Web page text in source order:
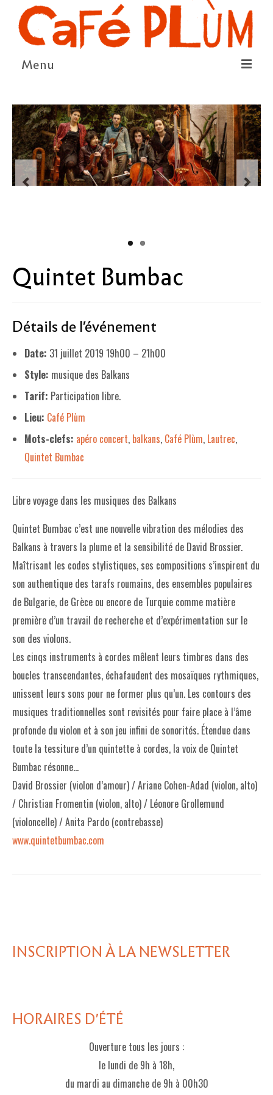
Menu
LA COOPÉRATIVE & L’ASSO
LE CONSEIL COOPÉRATIF
NOUS SOUTENIR
AMI·ES ARTISTES
LE CAFÉ/RESTO
LES FORMULES
LA CARTE
NOS FOURNISSEUR·EUSE·S
LA LIBRAIRIE
UNE LIBRAIRIE INDÉPENDANTE
LES EXPOSITIONS
INFOS & ACCESSIBILITÉ
Quintet Bumbac
Détails de l'événement
Date: 31 juillet 2019 19h00 – 21h00
Style: musique des Balkans
Tarif: Participation libre.
Lieu: Café Plùm
Mots-clefs: apéro concert, balkans, Café Plùm, Lautrec,
Quintet Bumbac
Libre voyage dans les musiques des Balkans
Quintet Bumbac c’est une nouvelle vibration des mélodies des
Balkans à travers la plume et la sensibilité de David Brossier.
Maîtrisant les codes stylistiques, ses compositions s’inspirent du
son authentique des tarafs roumains, des ensembles populaires
de Bulgarie, de Grèce ou encore de Turquie comme matière
première d’un travail de recherche et d’expérimentation sur le
son des violons.
Les cinqs instruments à cordes mêlent leurs timbres dans des
boucles transcendantes, échafaudent des mosaïques rythmiques,
unissent leurs sons pour ne former plus qu’un. Les contours des
musiques traditionnelles sont revisités pour faire place à l’âme
profonde du violon et à son jeu infini de sonorités. Étendue dans
toute la tessiture d’un quintette à cordes, la voix de Quintet
Bumbac résonne…
David Brossier (violon d’amour) / Ariane Cohen-Adad (violon, alto)
/ Christian Fromentin (violon, alto) / Léonore Grollemund
(violoncelle) / Anita Pardo (contrebasse)
www.quintetbumbac.com
INSCRIPTION À LA NEWSLETTER
HORAIRES D'ÉTÉ
Ouverture tous les jours :
le lundi de 9h à 18h,
du mardi au dimanche de 9h à 00h30